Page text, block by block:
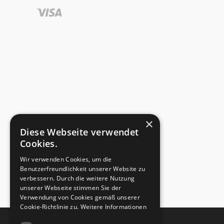
Wickelfalz-Flyer
×
Diese Webseite verwendet
Cookies.
Wir verwenden Cookies, um die
Benutzerfreundlichkeit unserer Website zu
verbessern. Durch die weitere Nutzung
unserer Webseite stimmen Sie der
Verwendung von Cookies gemäß unserer
Cookie-Richtlinie zu. Weitere Informationen